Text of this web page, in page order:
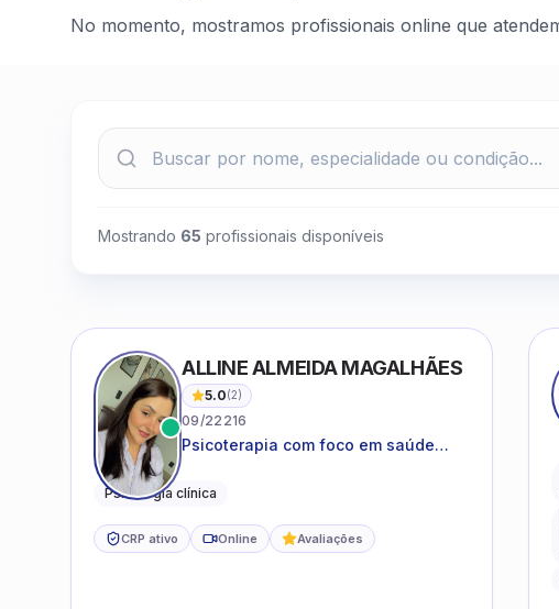
No momento, mostramos profissionais online que
Mostrando 65 profissionais disponíveis
ALLINE ALMEIDA MAGALHÃES
5.0(2)
09/22216
Psicoterapia com foco em saúde
autoestima para adolescentes e
Psicologia clínica
CRP ativo Online Avaliações